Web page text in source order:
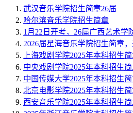
武汉音乐学院招生简章26届
哈尔滨音乐学院招生简章
1月22日开考，26届广西艺术学
2026届星海音乐学院招生简章
上海戏剧学院2025年本科招生
中央戏剧学院2025年本科招生
中国传媒大学2025年本科招生
北京电影学院2025年本科招生
西安音乐学院2025年本科招生